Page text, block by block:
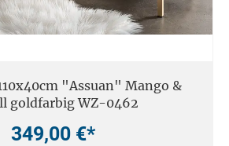
"Assuan" Mango &
goldfarbig WZ-0462
349,00 €*